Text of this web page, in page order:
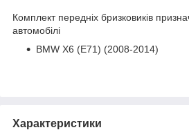
Комплект передніх бризковиків
автомобілі
BMW X6 (E71) (2008-2014)
Характеристики